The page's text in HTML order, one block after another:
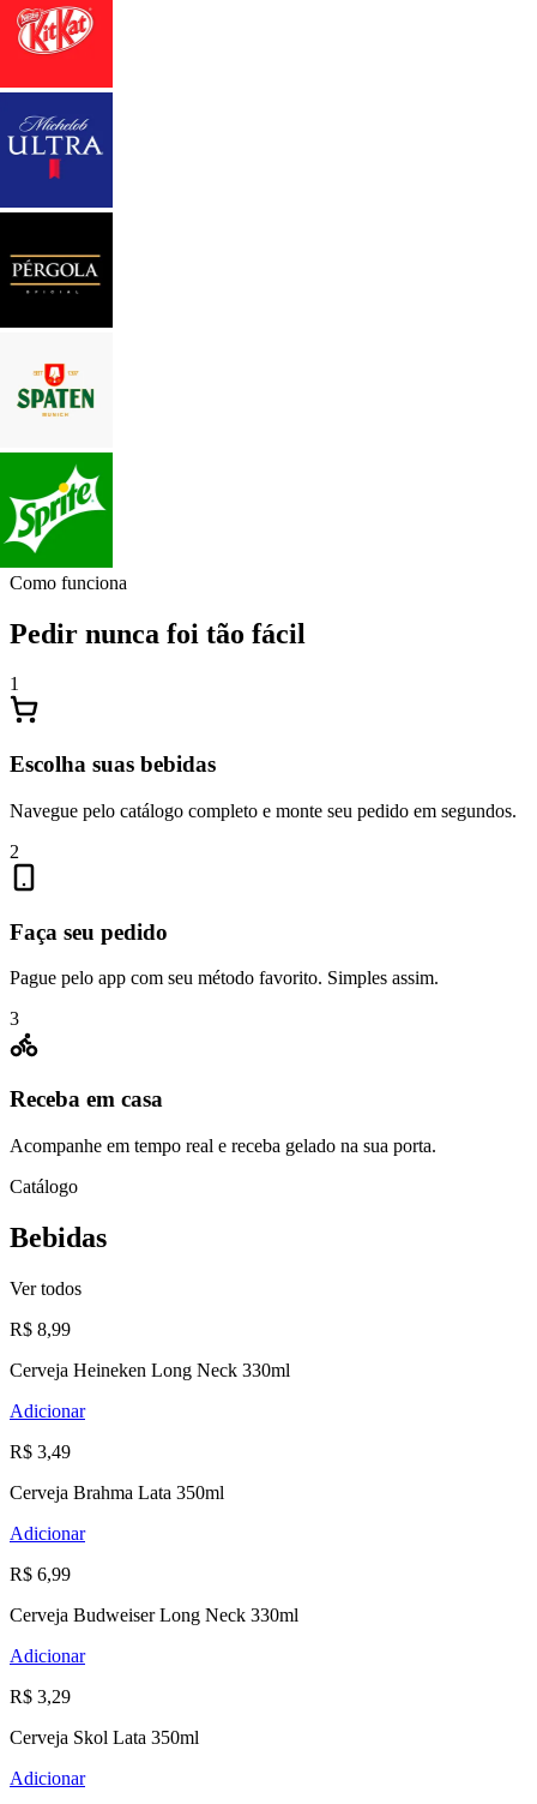
Como funciona
Pedir nunca foi tão fácil
1
Escolha suas bebidas
Navegue pelo catálogo completo e monte seu pedido em segundos.
2
Faça seu pedido
Pague pelo app com seu método favorito. Simples assim.
3
Receba em casa
Acompanhe em tempo real e receba gelado na sua porta.
Catálogo
Bebidas
Ver todos
R$ 8,99
Cerveja Heineken Long Neck 330ml
Adicionar
R$ 3,49
Cerveja Brahma Lata 350ml
Adicionar
R$ 6,99
Cerveja Budweiser Long Neck 330ml
Adicionar
R$ 3,29
Cerveja Skol Lata 350ml
Adicionar